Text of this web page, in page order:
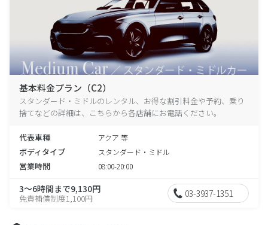
基本料金プラン（C2）
スタンダード・ミドルのレンタル、お得な割引料金や予約、乗り
捨てなどの詳細は、こちらから各店舗にお電話ください。
代表車種 アクア 等
ボディタイプ スタンダード・ミドル
営業時間 08:00-20:00
3～6時間まで9,130円
免責補償制度1,100円 03-3937-1351